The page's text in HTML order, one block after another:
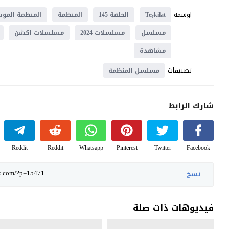
اوسمة Teşkilat الحلقة 145 المنظمة
المنظمة
مسلسل
مسلسلات 2024
مسلسلات اكشن
مشاهدة
تصنيفات مسلسل المنظمة
شارك الرابط
Facebook
Twitter
Pinterest
Whatsapp
Reddit
Reddit
نسخ
فيديوهات ذات صلة